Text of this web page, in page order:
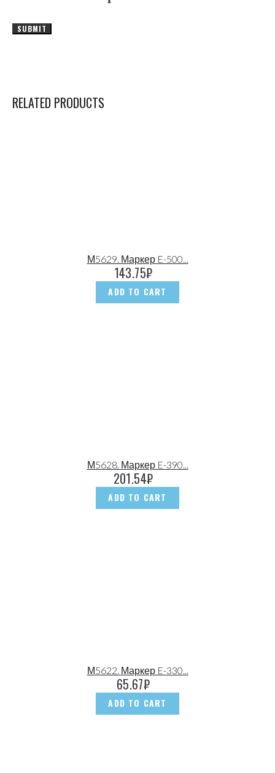
RELATED PRODUCTS
М5629. Маркер E-500...
143.75₽
ADD TO CART
М5628. Маркер E-390...
201.54₽
ADD TO CART
М5622. Маркер E-330...
65.67₽
ADD TO CART